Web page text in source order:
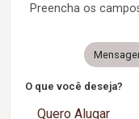
Preencha os
O que você deseja?
Quero Alugar